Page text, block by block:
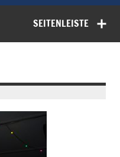
Feuerwehr
Petersberg-
SEITENLEISTE